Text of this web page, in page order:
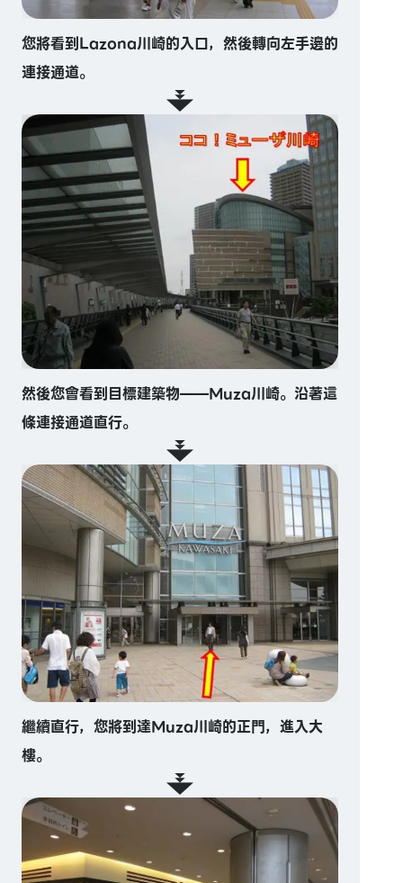
您將看到Lazona川崎的入口，然後轉向左手邊的
連接通道。
然後您會看到目標建築物——Muza川崎。沿著這
條連接通道直行。
繼續直行，您將到達Muza川崎的正門，進入大
樓。